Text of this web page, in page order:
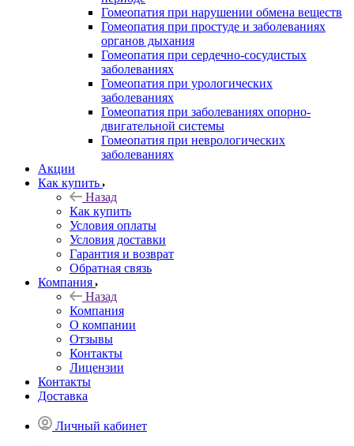
Гомеопатия при нарушении обмена веществ
Гомеопатия при простуде и заболеваниях
органов дыхания
Гомеопатия при сердечно-сосудистых
заболеваниях
Гомеопатия при урологических
заболеваниях
Гомеопатия при заболеваниях опорно-
двигательной системы
Гомеопатия при неврологических
заболеваниях
Акции
Как купить
Назад
Как купить
Условия оплаты
Условия доставки
Гарантия и возврат
Обратная связь
Компания
Назад
Компания
О компании
Отзывы
Контакты
Лицензии
Контакты
Доставка
Личный кабинет